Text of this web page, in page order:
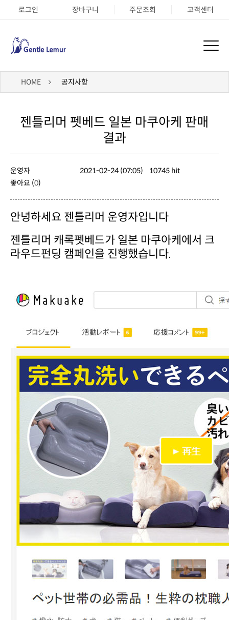
로그인 장바구니 주문조회 고객센터
HOME 공지사항
결과
운영자 2021-02-24 (07:05)
10745 hit
좋아요 (0)
안녕하세요 젠틀리머 운영자입니다
라우드펀딩 캠페인을 진행했습니다.